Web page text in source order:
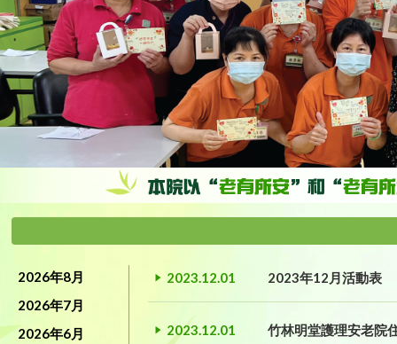
2026年8月
2026年7月
2026年6月
2023.12.01 2023年12月活動表
2023.12.01 竹林明堂護理安老院